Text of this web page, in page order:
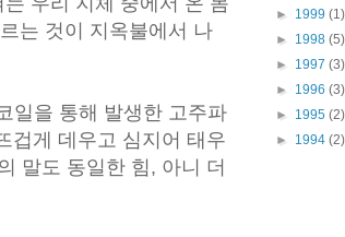
는 것이 지옥불에서 나
일을 통해 발생한 고주파
겁게 데우고 심지어 태우
말도 동일한 힘, 아니 더
► 1999 (1)
► 1998 (5)
► 1997 (3)
► 1996 (3)
► 1995 (2)
► 1994 (2)